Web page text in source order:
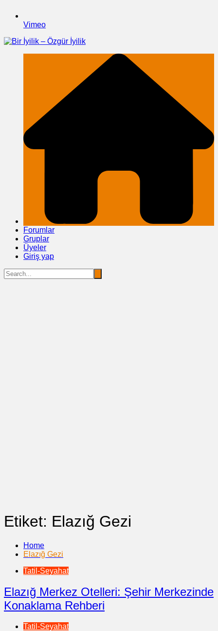
Vimeo
Forumlar
Gruplar
Üyeler
Giriş yap
Etiket: Elazığ Gezi
Home
Elazığ Gezi
Tatil-Seyahat
Elazığ Merkez Otelleri: Şehir Merkezinde
Konaklama Rehberi
Tatil-Seyahat